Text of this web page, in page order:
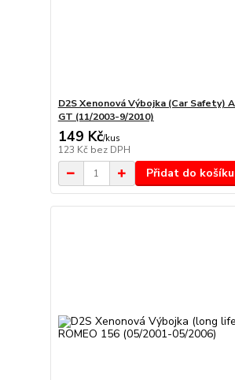
D2S Xenonová Výbojka (Car Safety)
GT (11/2003-9/2010)
149 Kč/kus
123 Kč bez DPH
Přidat do košíku